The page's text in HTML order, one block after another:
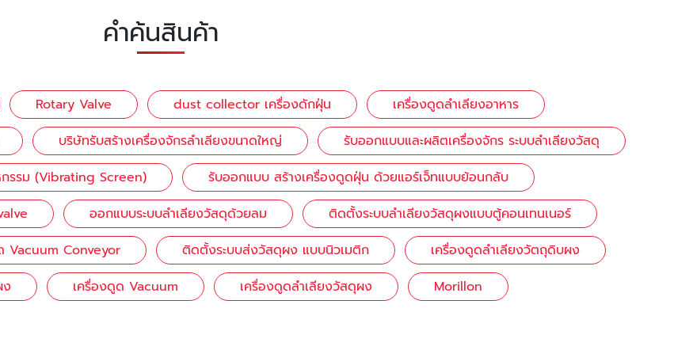
คำค้นสินค้า
Rotary Valve dust collector เครื่องดักฝุ่น
เครื่องดูดลำเลียงอาหาร
บริษัทรับสร้างเครื่องจักรลำเลียงขนาดใหญ่
รับออกแบบและผลิตเครื่องจักร ระบบลำเลียงวัสดุ
รรม (Vibrating Screen)
รับออกแบบ สร้างเครื่องดูดฝุ่น ด้วยแอร์เจ็ทแบบย้อนกลับ
ออกแบบระบบลำเลียงวัสดุด้วยลม
ติดตั้งระบบลำเลียงวัสดุผงแบบตู้คอนเทนเนอร์
Vacuum Conveyor ติดตั้งระบบส่งวัสดุผง แบบนิวเมติก
เครื่องดูดลำเลียงวัตถุดิบผง
ง
เครื่องดูด Vacuum เครื่องดูดลำเลียงวัสดุผง Morillon